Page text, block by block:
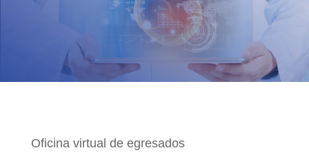
Oficina virtual de egresados